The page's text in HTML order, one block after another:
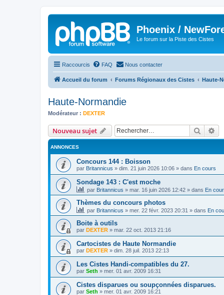
Phoenix /
Le forum sur la Piste des Cistes
Raccourcis FAQ Nous contacter
Accueil du forum Forums Régionaux des Cistes Haute-
Haute-Normandie
Modérateur : DEXTER
Nouveau sujet
ANNONCES
Concours 144 : Boisson
par Britannicus » dim. 21 juin 2026 10:06 » dans En cours
Sondage 143 : C'est moche
par Britannicus » mar. 16 juin 2026 12:42 » dans En
Thèmes du concours photos
par Britannicus » mer. 22 févr. 2023 20:31 » dans En
Boite à outils
par DEXTER » mar. 22 oct. 2013 21:16
Cartocistes de Haute Normandie
par DEXTER » dim. 28 juil. 2013 22:13
Les Cistes Handi-compatibles du 27.
par Seth » mer. 01 avr. 2009 16:31
Cistes disparues ou soupçonnées disparues.
par Seth » mer. 01 avr. 2009 16:21